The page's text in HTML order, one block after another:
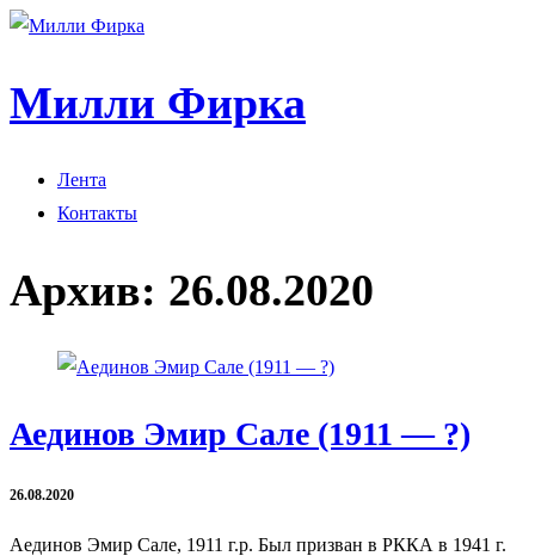
Милли Фирка
Лента
Контакты
Архив: 26.08.2020
Аединов Эмир Сале (1911 — ?)
26.08.2020
Аединов Эмир Сале, 1911 г.р. Был призван в РККА в 1941 г.